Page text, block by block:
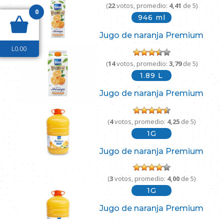
(22votos, promedio: 4,41 de 5)
946 ml
Jugo de naranja Premium
(14votos, promedio: 3,79de 5)
1.89 L
Jugo de naranja Premium
(4votos, promedio: 4,25 de 5)
1G
Jugo de naranja Premium
(3votos, promedio: 4,00 de 5)
1G
Jugo de naranja Premium
0
L0.00